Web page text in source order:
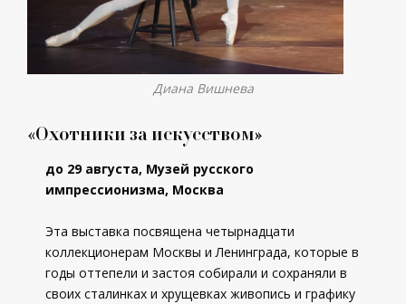
Диана Вишнева
«Охотники за искусством»
до 29 августа, Музей русского
импрессионизма, Москва
Эта выставка посвящена четырнадцати
коллекционерам Москвы и Ленинграда, которые в
годы оттепели и застоя собирали и сохраняли в
своих сталинках и хрущевках живопись и графику